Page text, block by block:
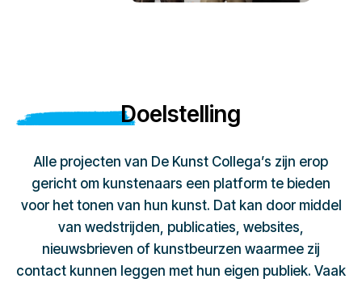
Doelstelling
Alle projecten van De Kunst Collega’s zijn erop
gericht om kunstenaars een platform te bieden
voor het tonen van hun kunst. Dat kan door middel
van wedstrijden, publicaties, websites,
nieuwsbrieven of kunstbeurzen waarmee zij
contact kunnen leggen met hun eigen publiek. Vaak